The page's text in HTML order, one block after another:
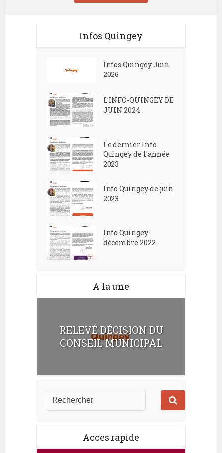
Infos Quingey
Infos Quingey Juin
2026
L’INFO-QUINGEY DE
JUIN 2024
Le dernier Info
Quingey de l’année
2023
Info Quingey de juin
2023
Info Quingey
décembre 2022
A la une
RELEVÉ DÉCISION DU
CONSEIL MUNICIPAL
Acces rapide